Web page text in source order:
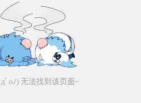
ﾟoﾉ) 无法找到该页面~